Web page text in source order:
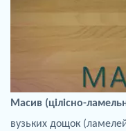
Масив (цілісно-
вузьких дощок (